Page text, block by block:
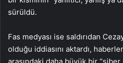
sürüldü.
Fas medyası ise saldırıdan
olduğu iddiasını aktardı,
arasındaki daha büyük bir “siber